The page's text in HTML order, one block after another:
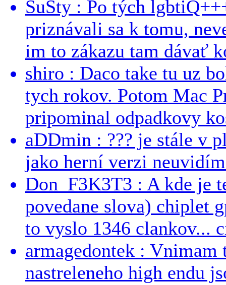
SuSty : Po tých
priznávali sa k tomu,
im to zákazu tam dávať
shiro : Daco take tu uz
tych rokov. Potom Mac
pripominal odpadkovy
aDDmin : ??? je stále v
jako herní verzi
Don_F3K3T3 : A kde je
povedane slova) chiplet
to vyslo 1346 clankov...
armagedontek : Vnimam
nastreleneho high endu